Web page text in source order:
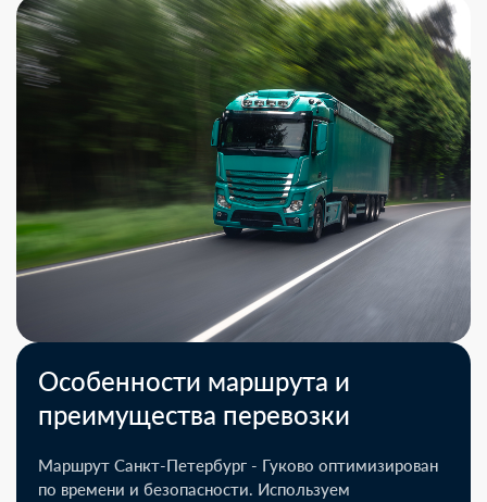
Особенности маршрута и
преимущества перевозки
Маршрут Санкт-Петербург - Гуково оптимизирован
по времени и безопасности. Используем